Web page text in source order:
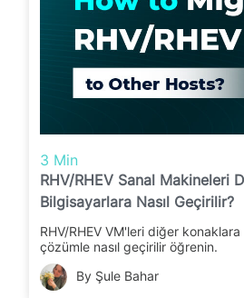
3 Min
RHV/RHEV Sanal Makineleri
Bilgisayarlara Nasıl Geçirilir?
RHV/RHEV VM'leri diğer
çözümle nasıl geçirilir öğrenin.
By Şule Bahar